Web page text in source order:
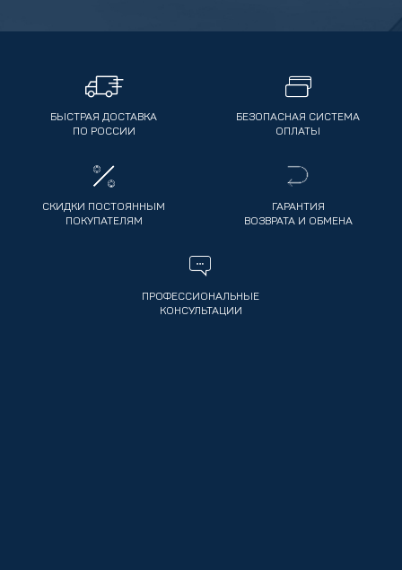
БЫСТРАЯ ДОСТАВКА
ПО РОССИИ
БЕЗОПАСНАЯ СИСТЕМА
ОПЛАТЫ
СКИДКИ ПОСТОЯННЫМ
ПОКУПАТЕЛЯМ
ГАРАНТИЯ
ВОЗВРАТА И ОБМЕНА
ПРОФЕССИОНАЛЬНЫЕ
КОНСУЛЬТАЦИИ